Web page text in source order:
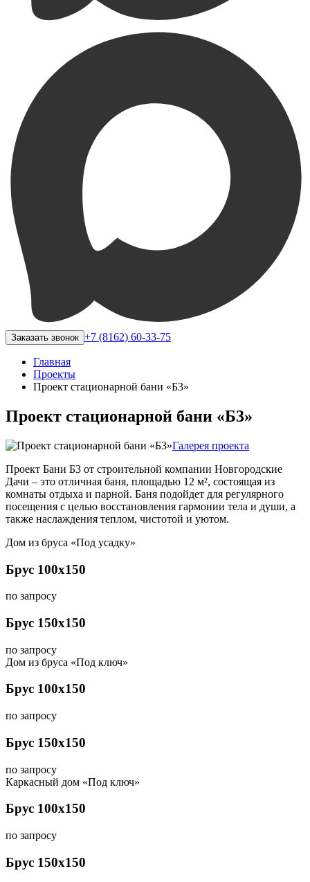
Заказать звонок +7 (8162) 60-33-75
Главная
Проекты
Проект стационарной бани «Б3»
Проект стационарной бани «Б3»
Галерея проекта
Проект Бани Б3 от строительной компании Новгородские
Дачи – это отличная баня, площадью 12 м², состоящая из
комнаты отдыха и парной. Баня подойдет для регулярного
посещения с целью восстановления гармонии тела и души, а
также наслаждения теплом, чистотой и уютом.
Дом из бруса «Под усадку»
Брус 100х150
по запросу
Брус 150х150
по запросу
Дом из бруса «Под ключ»
Брус 100х150
по запросу
Брус 150х150
по запросу
Каркасный дом «Под ключ»
Брус 100х150
по запросу
Брус 150х150